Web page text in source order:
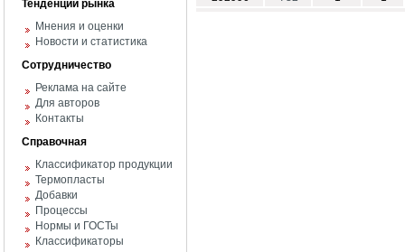
Тенденции рынка
Мнения и оценки
Новости и статистика
Сотрудничество
Реклама на сайте
Для авторов
Контакты
Справочная
Классификатор продукции
Термопласты
Добавки
Процессы
Нормы и ГОСТы
Классификаторы